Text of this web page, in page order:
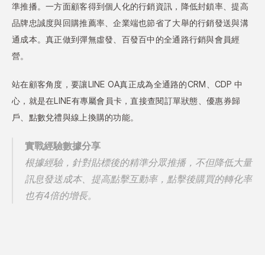
準推播。一方面顧客得到個人化的行銷資訊，降低封鎖率、提高
品牌忠誠度與回購推薦率、企業端也節省了大舉的行銷發送與溝
通成本。真正做到彈無虛發、百發百中的全通路行銷與會員經
營。
站在顧客角度，要讓LINE OA真正成為全通路的CRM、CDP 中
心，就是在LINE有專屬會員卡，直接查閱訂單狀態、優惠券歸
戶、點數兌禮與線上換購的功能。
實戰經驗數據分享
根據經驗，針對貼標後的精準分眾推播，不但降低大量
訊息發送成本、提高點擊互動率，點擊後購買的轉化率
也有4倍的增長。